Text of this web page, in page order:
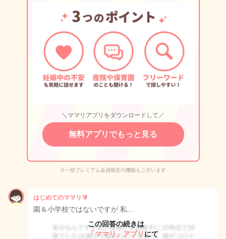
＼ママリアプリをダウンロードして／
無料アプリでもっと見る
※一部プレミアム会員限定の機能もございます
はじめてのママリ🔰
園＆小学校ではないですが 私…
この回答の続きは
「ママリ」アプリ にて